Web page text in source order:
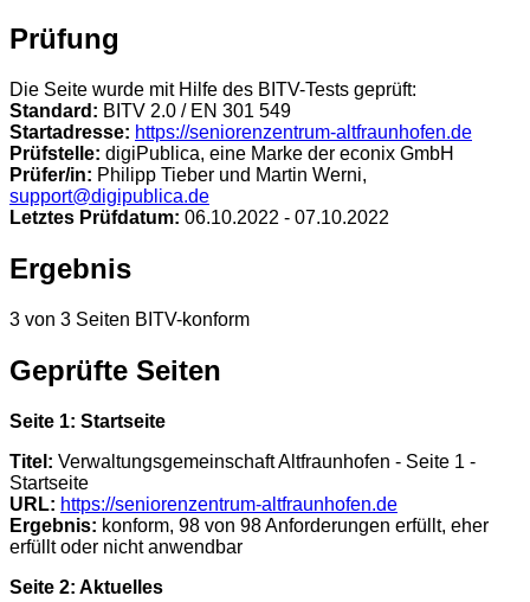
Prüfung
Die Seite wurde mit Hilfe des BITV-Tests geprüft:
Standard: BITV 2.0 / EN 301 549
Startadresse: https://seniorenzentrum-altfraunhofen.de
Prüfstelle: digiPublica, eine Marke der econix GmbH
Prüfer/in: Philipp Tieber und Martin Werni,
support@digipublica.de
Letztes Prüfdatum: 06.10.2022 - 07.10.2022
Ergebnis
3 von 3 Seiten BITV-konform
Geprüfte Seiten
Seite 1: Startseite
Titel: Verwaltungsgemeinschaft Altfraunhofen - Seite 1 -
Startseite
URL: https://seniorenzentrum-altfraunhofen.de
Ergebnis: konform, 98 von 98 Anforderungen erfüllt, eher
erfüllt oder nicht anwendbar
Seite 2: Aktuelles